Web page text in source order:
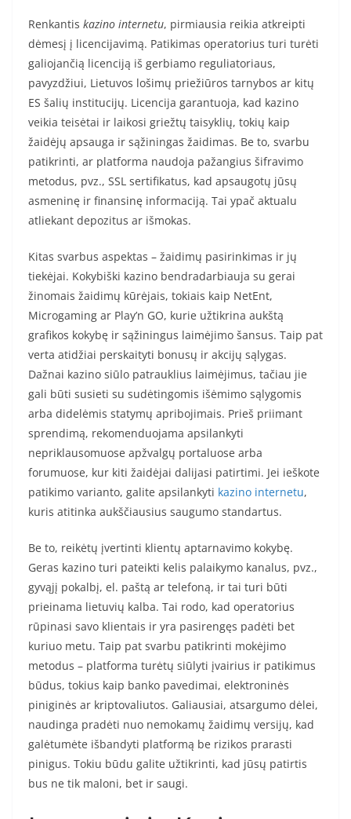
Renkantis kazino internetu, pirmiausia reikia atkreipti
dėmesį į licencijavimą. Patikimas operatorius turi turėti
galiojančią licenciją iš gerbiamo reguliatoriaus,
pavyzdžiui, Lietuvos lošimų priežiūros tarnybos ar kitų
ES šalių institucijų. Licencija garantuoja, kad kazino
veikia teisėtai ir laikosi griežtų taisyklių, tokių kaip
žaidėjų apsauga ir sąžiningas žaidimas. Be to, svarbu
patikrinti, ar platforma naudoja pažangius šifravimo
metodus, pvz., SSL sertifikatus, kad apsaugotų jūsų
asmeninę ir finansinę informaciją. Tai ypač aktualu
atliekant depozitus ar išmokas.
Kitas svarbus aspektas – žaidimų pasirinkimas ir jų
tiekėjai. Kokybiški kazino bendradarbiauja su gerai
žinomais žaidimų kūrėjais, tokiais kaip NetEnt,
Microgaming ar Play’n GO, kurie užtikrina aukštą
grafikos kokybę ir sąžiningus laimėjimo šansus. Taip pat
verta atidžiai perskaityti bonusų ir akcijų sąlygas.
Dažnai kazino siūlo patrauklius laimėjimus, tačiau jie
gali būti susieti su sudėtingomis išėmimo sąlygomis
arba didelėmis statymų apribojimais. Prieš priimant
sprendimą, rekomenduojama apsilankyti
nepriklausomuose apžvalgų portaluose arba
forumuose, kur kiti žaidėjai dalijasi patirtimi. Jei ieškote
patikimo varianto, galite apsilankyti kazino internetu,
kuris atitinka aukščiausius saugumo standartus.
Be to, reikėtų įvertinti klientų aptarnavimo kokybę.
Geras kazino turi pateikti kelis palaikymo kanalus, pvz.,
gyvąjį pokalbį, el. paštą ar telefoną, ir tai turi būti
prieinama lietuvių kalba. Tai rodo, kad operatorius
rūpinasi savo klientais ir yra pasirengęs padėti bet
kuriuo metu. Taip pat svarbu patikrinti mokėjimo
metodus – platforma turėtų siūlyti įvairius ir patikimus
būdus, tokius kaip banko pavedimai, elektroninės
piniginės ar kriptovaliutos. Galiausiai, atsargumo dėlei,
naudinga pradėti nuo nemokamų žaidimų versijų, kad
galėtumėte išbandyti platformą be rizikos prarasti
pinigus. Tokiu būdu galite užtikrinti, kad jūsų patirtis
bus ne tik maloni, bet ir saugi.